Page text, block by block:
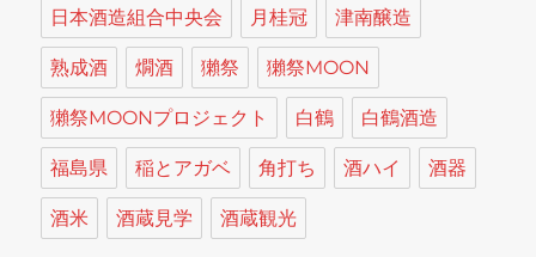
日本酒造組合中央会 月桂冠 津南醸造
熟成酒 燗酒 獺祭 獺祭MOON
獺祭MOONプロジェクト 白鶴 白鶴酒造
福島県 稲とアガベ 角打ち 酒ハイ 酒器
酒米 酒蔵見学 酒蔵観光